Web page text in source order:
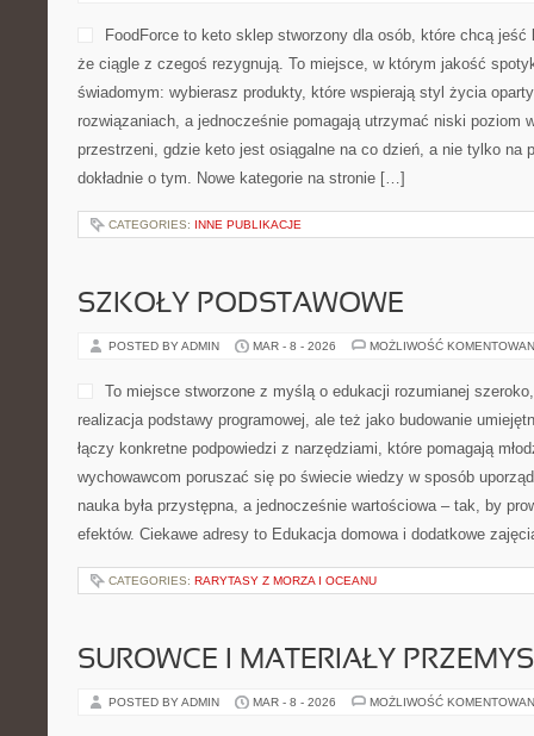
FoodForce to keto sklep stworzony dla osób, które chcą
że ciągle z czegoś rezygnują. To miejsce, w którym jakość
świadomym: wybierasz produkty, które wspierają styl życia
rozwiązaniach, a jednocześnie pomagają utrzymać niski poziom
przestrzeni, gdzie keto jest osiągalne na co dzień, a nie tylko na
dokładnie o tym. Nowe kategorie na stronie […]
CATEGORIES: INNE PUBLIKACJE
SZKOŁY PODSTAWOWE
POSTED BY ADMIN MAR - 8 - 2026 MOŻLIWOŚĆ
To miejsce stworzone z myślą o edukacji rozumianej
realizacja podstawy programowej, ale też jako budowanie
łączy konkretne podpowiedzi z narzędziami, które pomagają
wychowawcom poruszać się po świecie wiedzy w sposób
nauka była przystępna, a jednocześnie wartościowa – tak, by
efektów. Ciekawe adresy to Edukacja domowa i dodatkowe
CATEGORIES: RARYTASY Z MORZA I OCEANU
SUROWCE I MATERIAŁY
POSTED BY ADMIN MAR - 8 - 2026 MOŻLIWOŚĆ